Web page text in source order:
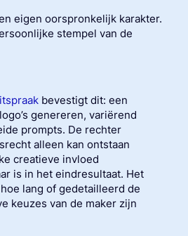
eigen oorspronkelijk karakter.
stempel van de
bevestigt dit: een
genereren, variërend
prompts. De rechter
alleen kan ontstaan
creatieve invloed
is in het eindresultaat. Het
lang of gedetailleerd de
keuzes van de maker zijn